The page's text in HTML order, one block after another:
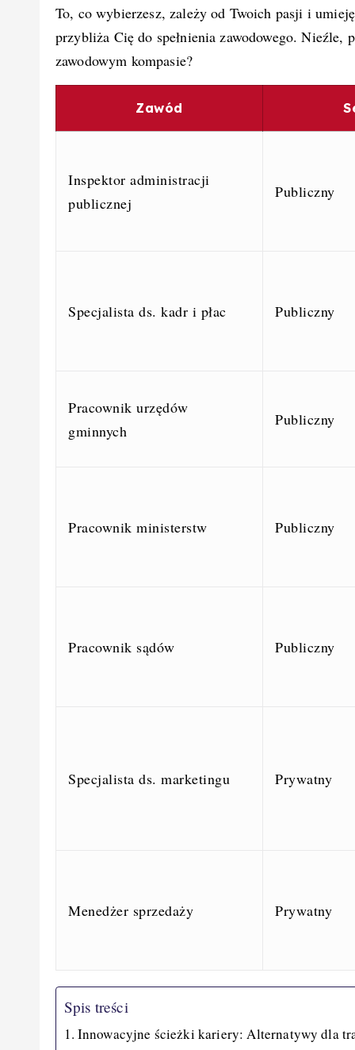
To, co wybierzesz, zależy od Twoich pasji i
przybliża Cię do spełnienia zawodowego. Nieźle,
zawodowym kompasie?
Zawód
Inspektor administracji
publicznej
Publiczny
Specjalista ds. kadr i płac Publiczny
Pracownik urzędów
gminnych
Publiczny
Pracownik ministerstw Publiczny
Pracownik sądów Publiczny
Specjalista ds. marketingu Prywatny
Menedżer sprzedaży Prywatny
Spis treści
Innowacyjne ścieżki kariery: Alternatywy dla